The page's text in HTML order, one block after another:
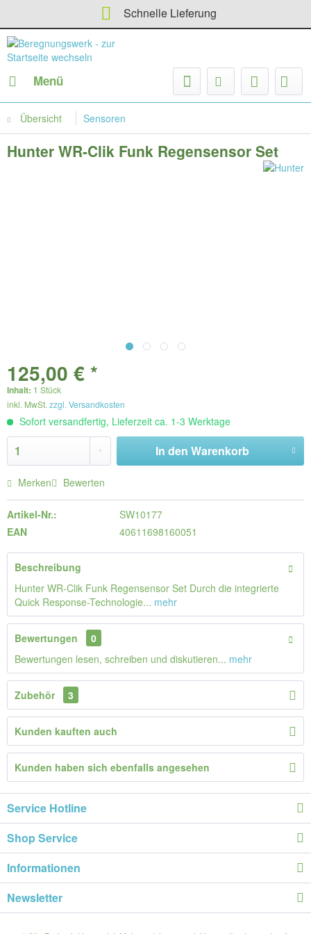
Schnelle Lieferung
Menü
Übersicht Sensoren
Hunter WR-Clik Funk Regensensor Set
125,00 € *
Inhalt: 1 Stück
inkl. MwSt. zzgl. Versandkosten
Sofort versandfertig, Lieferzeit ca. 1-3 Werktage
In den Warenkorb
Merken Bewerten
Artikel-Nr.:
SW10177
EAN
40611698160051
Beschreibung
Hunter WR-Clik Funk Regensensor Set Durch die integrierte
Quick Response-Technologie... mehr
Bewertungen
0
Bewertungen lesen, schreiben und diskutieren... mehr
Zubehör 3
Kunden kauften auch
Kunden haben sich ebenfalls angesehen
Service Hotline
Shop Service
Informationen
Newsletter